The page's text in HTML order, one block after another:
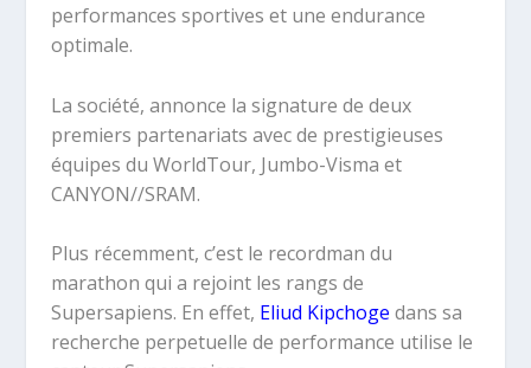
performances sportives et une endurance
optimale.
La société, annonce la signature de deux
premiers partenariats avec de prestigieuses
équipes du WorldTour, Jumbo-Visma et
CANYON//SRAM.
Plus récemment, c’est le recordman du
marathon qui a rejoint les rangs de
Supersapiens. En effet, Eliud Kipchoge dans sa
recherche perpetuelle de performance utilise le